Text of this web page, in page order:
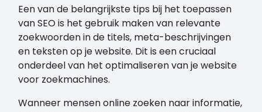
Een van de belangrijkste tips bij het toepassen
van SEO is het gebruik maken van relevante
zoekwoorden in de titels, meta-beschrijvingen
en teksten op je website. Dit is een cruciaal
onderdeel van het optimaliseren van je website
voor zoekmachines.
Wanneer mensen online zoeken naar informatie,